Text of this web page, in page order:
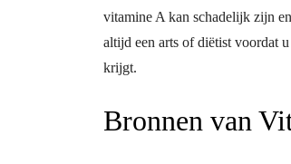
vitamine A kan schadelijk zijn
altijd een arts of diëtist voordat
krijgt.
Bronnen van